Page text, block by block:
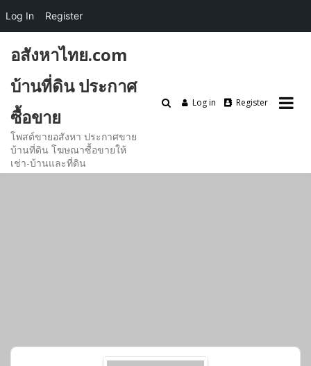
content
อสังหาไทย.com
บ้านที่ดิน ประกาศ
ซื้อขาย
โพสต์ขายอสังหา ประกาศขาย
บ้านที่ดิน โฆษณาซื้อขายให้
เช่า-บ้านและที่ดิน
Log in Register
Log In Register